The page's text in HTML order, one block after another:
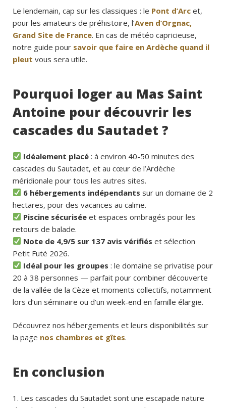
Le lendemain, cap sur les classiques : le Pont d’Arc et,
pour les amateurs de préhistoire, l’Aven d’Orgnac,
Grand Site de France. En cas de météo capricieuse,
notre guide pour savoir que faire en Ardèche quand il
pleut vous sera utile.
Pourquoi loger au Mas Saint
Antoine pour découvrir les
cascades du Sautadet ?
Idéalement placé : à environ 40-50 minutes des
cascades du Sautadet, et au cœur de l’Ardèche
méridionale pour tous les autres sites.
6 hébergements indépendants sur un domaine de 2
hectares, pour des vacances au calme.
Piscine sécurisée et espaces ombragés pour les
retours de balade.
Note de 4,9/5 sur 137 avis vérifiés et sélection
Petit Futé 2026.
Idéal pour les groupes : le domaine se privatise pour
20 à 38 personnes — parfait pour combiner découverte
de la vallée de la Cèze et moments collectifs, notamment
lors d’un séminaire ou d’un week-end en famille élargie.
Découvrez nos hébergements et leurs disponibilités sur
la page nos chambres et gîtes.
En conclusion
Les cascades du Sautadet sont une escapade nature